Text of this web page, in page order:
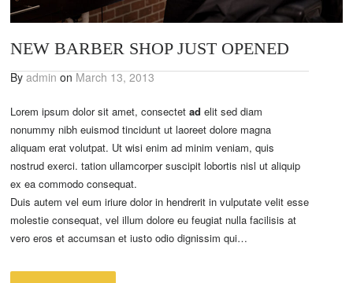
NEW BARBER SHOP JUST OPENED
ByadminonMarch 13, 2013
Lorem ipsum dolor sit amet, consectetad elit sed diam
nonummy nibh euismod tincidunt ut laoreet dolore magna
aliquam erat volutpat. Ut wisi enim ad minim veniam, quis
nostrud exerci. tation ullamcorper suscipit lobortis nisl ut aliquip
ex ea commodo consequat.
Duis autem vel eum iriure dolor in hendrerit in vulputate velit esse
molestie consequat, vel illum dolore eu feugiat nulla facilisis at
vero eros et accumsan et iusto odio dignissim qui…